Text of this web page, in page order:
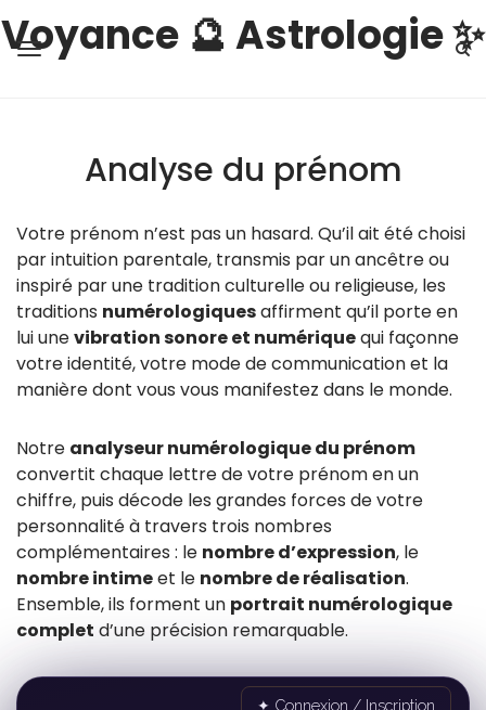
Voyance 🔮 Astrologie ✨
Analyse du prénom
Votre prénom n’est pas un hasard. Qu’il ait été choisi
par intuition parentale, transmis par un ancêtre ou
inspiré par une tradition culturelle ou religieuse, les
traditions numérologiquesaffirment qu’il porte en
lui unevibration sonore et numériquequi façonne
votre identité, votre mode de communication et la
manière dont vous vous manifestez dans le monde.
Notre analyseur numérologique du prénom
convertit chaque lettre de votre prénom en un
chiffre, puis décode les grandes forces de votre
personnalité à travers trois nombres
complémentaires : le nombre d’expression, le
nombre intimeet le nombre de réalisation.
Ensemble, ils forment un portrait numérologique
complet d’une précision remarquable.
✦ Connexion / Inscription